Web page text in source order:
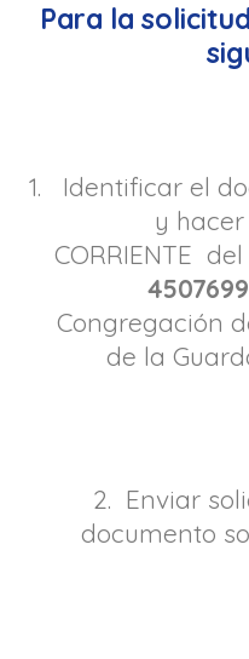
Para la
1. Identificar el
y hacer
CORRIENTE
Congregación
de la
2. Enviar
documento